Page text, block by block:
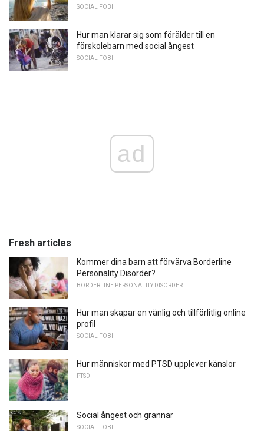
SOCIAL FOBI
Hur man klarar sig som förälder till en
förskolebarn med social ångest
SOCIAL FOBI
ad
Fresh articles
Kommer dina barn att förvärva Borderline
Personality Disorder?
BORDERLINE PERSONALITY DISORDER
Hur man skapar en vänlig och tillförlitlig online
profil
SOCIAL FOBI
Hur människor med PTSD upplever känslor
PTSD
Social ångest och grannar
SOCIAL FOBI